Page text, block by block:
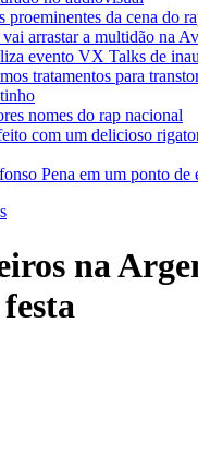
proeminentes da cena do
arrastar a multidão na
evento VX Talks de
tratamentos para
nomes do rap nacional
com um delicioso
Pena em um ponto
na